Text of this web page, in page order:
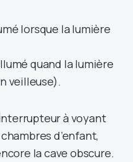
lorsque la lumière
quand la lumière
veilleuse).
à voyant
d’enfant,
la cave obscure.